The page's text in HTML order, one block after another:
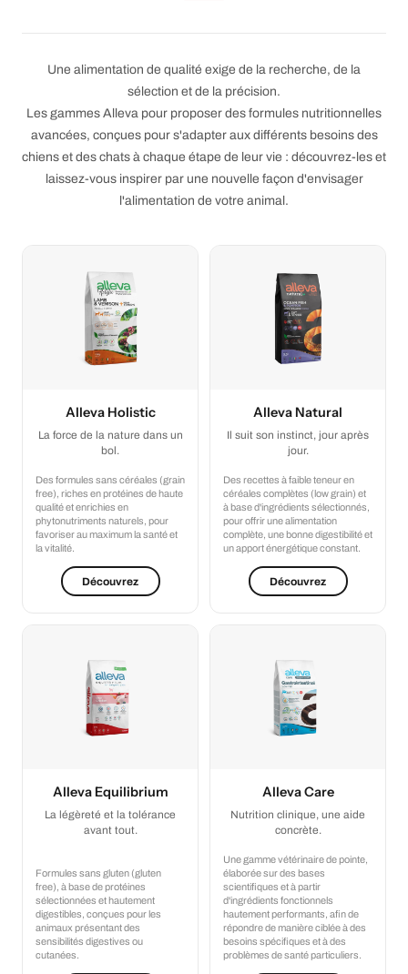
Une alimentation de qualité exige de la recherche, de la
sélection et de la précision.
Les gammes Alleva pour proposer des formules nutritionnelles
avancées, conçues pour s'adapter aux différents besoins des
chiens et des chats à chaque étape de leur vie : découvrez-les et
laissez-vous inspirer par une nouvelle façon d'envisager
l'alimentation de votre animal.
Alleva Holistic
La force de la nature dans un
bol.
Des formules sans céréales (grain
free), riches en protéines de haute
qualité et enrichies en
phytonutriments naturels, pour
favoriser au maximum la santé et
la vitalité.
Découvrez
Alleva Natural
Il suit son instinct, jour après
jour.
Des recettes à faible teneur en
céréales complètes (low grain) et
à base d'ingrédients sélectionnés,
pour offrir une alimentation
complète, une bonne digestibilité et
un apport énergétique constant.
Découvrez
Alleva Equilibrium
La légèreté et la tolérance
avant tout.
Formules sans gluten (gluten
free), à base de protéines
sélectionnées et hautement
digestibles, conçues pour les
animaux présentant des
sensibilités digestives ou
cutanées.
Alleva Care
Nutrition clinique, une aide
concrète.
Une gamme vétérinaire de pointe,
élaborée sur des bases
scientifiques et à partir
d'ingrédients fonctionnels
hautement performants, afin de
répondre de manière ciblée à des
besoins spécifiques et à des
problèmes de santé particuliers.